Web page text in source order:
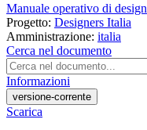
Manuale operativo di design
Progetto: Designers Italia
Amministrazione: italia
Cerca nel documento
Informazioni
versione-corrente
Scarica